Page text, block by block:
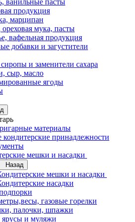
ванильные пасты
продукция
марципан
мука, пасты
вафельная продукция
добавки и загустители
и заменители сахара
сыр, масло
ягоды
материалы
кондитерские принадлежности
мешки и насадки
Назад
мешки и насадки
насадки
газовые горелки
палочки, шпажки
и муляжи